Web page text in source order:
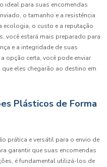
ideal para suas encomendas
o tamanho e a resistência
ecologia, o custo e a reputação
você estará mais preparado para
e a integridade de suas
opção certa, você pode enviar
eles chegarão ao destino em
Plásticos de Forma
prática e versátil para o envio de
garantir que suas encomendas
é fundamental utilizá-los de